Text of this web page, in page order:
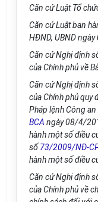
Căn cứ Luật Tổ
Căn cứ Luật ban
HĐND, UBND
Căn cứ Nghị định
của Chính phủ về
Căn cứ Nghị định
của Chính phủ quy
Pháp lệnh Công
BCA ngày 08/4/
hành một số điều
số 73/2009/NĐ-
hành một số điều
Căn cứ Nghị định
của Chính phủ về